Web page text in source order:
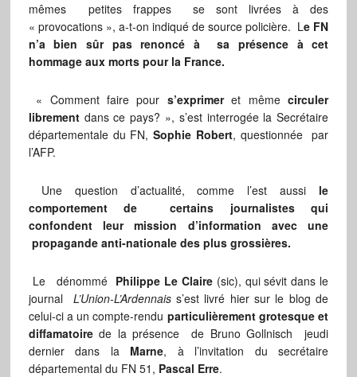
mêmes petites frappes se sont livrées à des
« provocations », a-t-on indiqué de source policière. Le FN
n’a bien sûr pas renoncé à sa présence à cet
hommage aux morts pour la France.
« Comment faire pour s’exprimeret mêmecirculer
librementdans ce pays? », s’est interrogée la Secrétaire
départementale du FN,Sophie Robert, questionnée par
l’AFP.
Une question d’actualité, comme l’est aussi le
comportement de certains journalistes qui
confondent leur mission d’information avec une
propagande anti-nationale des plus grossières.
Le dénommé Philippe Le Claire (sic), qui sévit dans le
journal L’Union-L’Ardennais s’est livré hier sur le blog de
celui-ci a un compte-rendu particulièrement grotesque et
diffamatoirede la présence de Bruno Gollnisch jeudi
dernier dans la Marne, à l’invitation du secrétaire
départemental du FN 51, Pascal Erre.